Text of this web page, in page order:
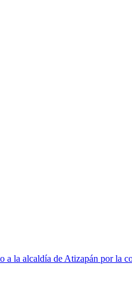
a la alcaldía de Atizapán por la